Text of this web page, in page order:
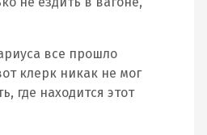
все прошло
клерк никак не мог
где находится этот